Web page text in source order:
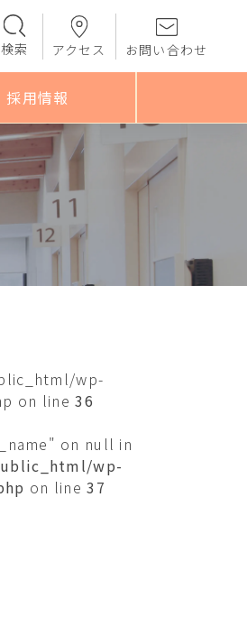
検索 アクセス お問い合わせ
採用情報
wp-
on line36
on null in
wp-
on line37